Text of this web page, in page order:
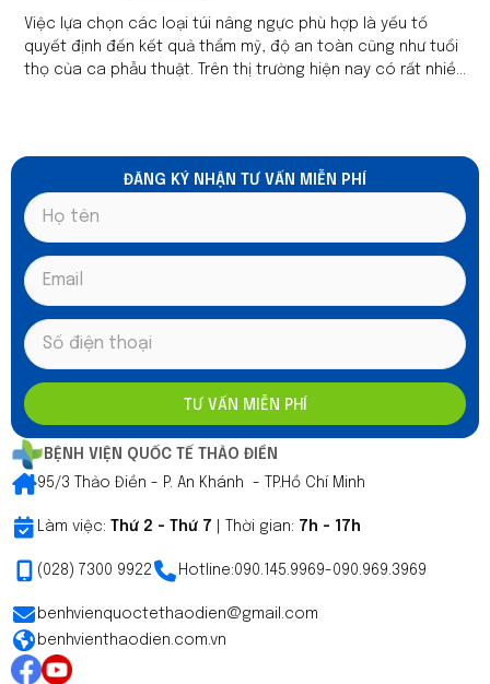
Việc lựa chọn các loại túi nâng ngực phù hợp là yếu tố
quyết định đến kết quả thẩm mỹ, độ an toàn cũng như tuổi
thọ của ca phẫu thuật. Trên thị trường hiện nay có rất nhiều
cũng có sự khác biệt tùy theo thương hiệu và công nghệ
sản xuất. Bài viết dưới đây sẽ giúp bạn hiểu rõ đặc điểm
của các loại túi ngực tốt hiện nay, từ đó đưa ra lựa chọn
phù hợp trước khi quyết định nâng ngực.
BỆNH VIỆN QUỐC TẾ THẢO ĐIỀN
95/3 Thảo Điền - P. An Khánh - TP.Hồ Chí Minh
Làm việc: Thứ 2 - Thứ 7 | Thời gian: 7h - 17h
(028) 7300 9922 Hotline:090.145.9969-090.969.3969
benhvienquoctethaodien@gmail.com
benhvienthaodien.com.vn
ĐĂNG KÝ NHẬN TƯ VẤN MIỄN PHÍ
TƯ VẤN MIỄN PHÍ